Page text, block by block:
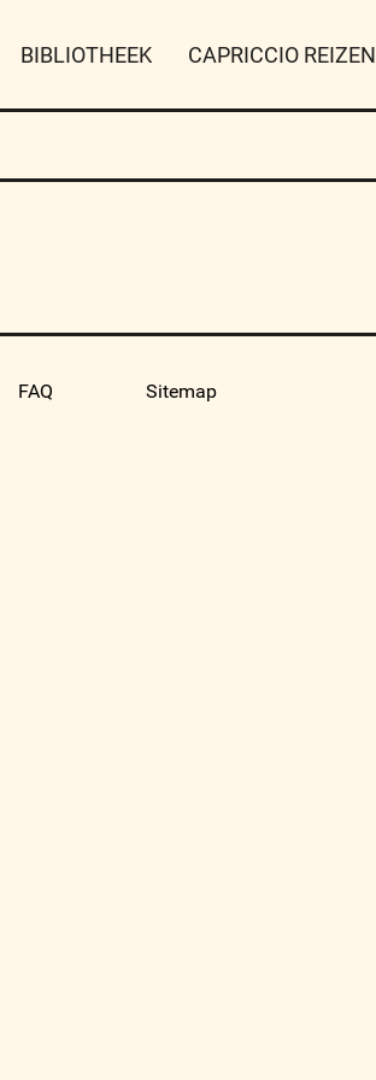
BIBLIOTHEEK CAPRICCIO REIZEN
FAQ Sitemap